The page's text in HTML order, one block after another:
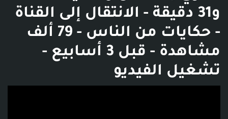
و31 دقيقة - الانتقال إلى القناة
- حكايات من الناس - 79 ألف
مشاهدة - قبل 3 أسابيع -
تشغيل الفيديو